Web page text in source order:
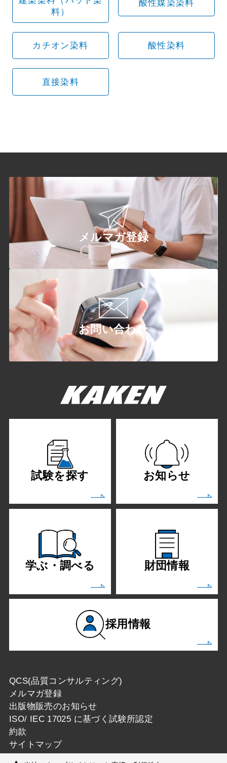
料）
酸性媒染染料
カチオン染料 酸性染料
直接染料
メルマガ登録
お問い合わせ
試験を探す お知らせ
学ぶ・調べる 財団情報
採用情報
QCS(品質コンサルティング)
メルマガ登録
出版物販売のお知らせ
ISO/ IEC 17025 に基づく試験所認定
約款
サイトマップ